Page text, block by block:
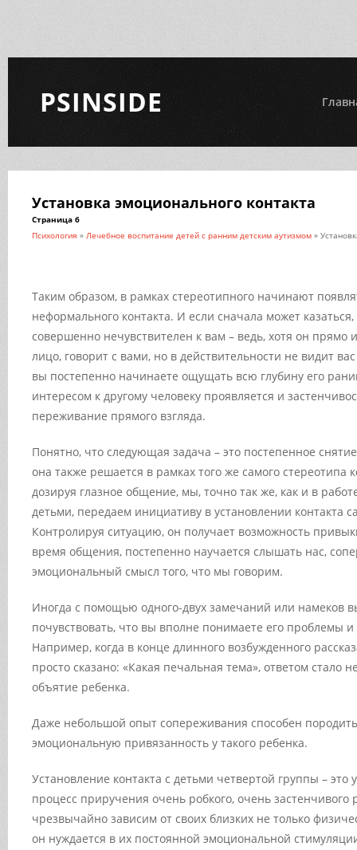
PSINSIDE
Установка эмоционального контакта
Страница 6
Психология » Лечебное воспитание детей с ранним детским аутизмом »
Таким образом, в рамках стереотипного начинают
неформального контакта. И если сначала может казаться,
совершенно нечувствителен к вам – ведь, хотя он прямо
лицо, говорит с вами, но в действительности не видит
вы постепенно начинаете ощущать всю глубину его
интересом к другому человеку проявляется и
переживание прямого взгляда.
Понятно, что следующая задача – это постепенное
она также решается в рамках того же самого стереотипа
дозируя глазное общение, мы, точно так же, как и в
детьми, передаем инициативу в установлении контакта
Контролируя ситуацию, он получает возможность
время общения, постепенно научается слышать нас,
эмоциональный смысл того, что мы говорим.
Иногда с помощью одного-двух замечаний или намеков
почувствовать, что вы вполне понимаете его проблемы
Например, когда в конце длинного возбужденного
просто сказано: «Какая печальная тема», ответом стало
объятие ребенка.
Даже небольшой опыт сопереживания способен
эмоциональную привязанность у такого ребенка.
Установление контакта с детьми четвертой группы –
процесс приручения очень робкого, очень застенчивого
чрезвычайно зависим от своих близких не только
он нуждается в их постоянной эмоциональной